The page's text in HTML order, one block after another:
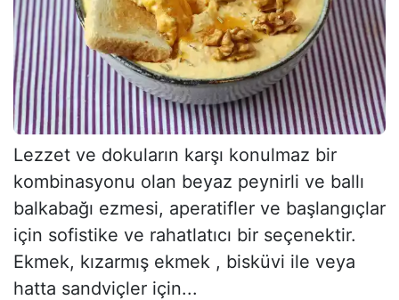
Lezzet ve dokuların karşı konulmaz bir
kombinasyonu olan beyaz peynirli ve ballı
balkabağı ezmesi, aperatifler ve başlangıçlar
için sofistike ve rahatlatıcı bir seçenektir.
Ekmek, kızarmış ekmek , bisküvi ile veya
hatta sandviçler için...